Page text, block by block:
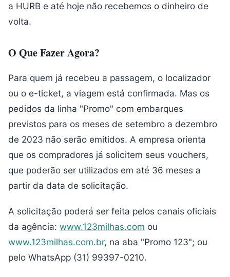
a HURB e até hoje não recebemos o dinheiro de
volta.
O Que Fazer Agora?
Para quem já recebeu a passagem, o localizador
ou o e-ticket, a viagem está confirmada. Mas os
pedidos da linha "Promo" com embarques
previstos para os meses de setembro a dezembro
de 2023 não serão emitidos. A empresa orienta
que os compradores já solicitem seus vouchers,
que poderão ser utilizados em até 36 meses a
partir da data de solicitação.
A solicitação poderá ser feita pelos canais oficiais
da agência: www.123milhas.com ou
www.123milhas.com.br, na aba "Promo 123"; ou
pelo WhatsApp (31) 99397-0210.